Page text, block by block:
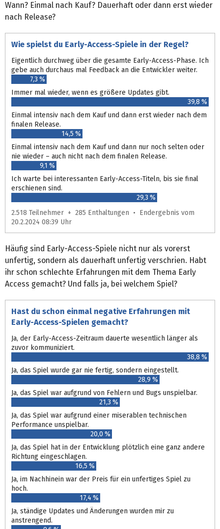
Wann? Einmal nach Kauf? Dauerhaft oder dann erst wieder
nach Release?
Wie spielst du Early-Access-Spiele in der Regel?
Eigentlich durchweg über die gesamte Early-Access-Phase. Ich
gebe auch durchaus mal Feedback an die Entwickler weiter.
7,3 %
Immer mal wieder, wenn es größere Updates gibt.
39,8 %
Einmal intensiv nach dem Kauf und dann erst wieder nach dem
finalen Release.
14,5 %
Einmal intensiv nach dem Kauf und dann nur noch selten oder
nie wieder – auch nicht nach dem finalen Release.
9,1 %
Ich warte bei interessanten Early-Access-Titeln, bis sie final
erschienen sind.
29,3 %
2.518 Teilnehmer + 285 Enthaltungen • Endergebnis vom
20.2.2024 08:39 Uhr
Häufig sind Early-Access-Spiele nicht nur als vorerst
unfertig, sondern als dauerhaft unfertig verschrien. Habt
ihr schon schlechte Erfahrungen mit dem Thema Early
Access gemacht? Und falls ja, bei welchem Spiel?
Hast du schon einmal negative Erfahrungen mit
Early-Access-Spielen gemacht?
Ja, der Early-Access-Zeitraum dauerte wesentlich länger als
zuvor kommuniziert.
38,8 %
Ja, das Spiel wurde gar nie fertig, sondern eingestellt.
28,9 %
Ja, das Spiel war aufgrund von Fehlern und Bugs unspielbar.
21,3 %
Ja, das Spiel war aufgrund einer miserablen technischen
Performance unspielbar.
20,0 %
Ja, das Spiel hat in der Entwicklung plötzlich eine ganz andere
Richtung eingeschlagen.
16,5 %
Ja, im Nachhinein war der Preis für ein unfertiges Spiel zu
hoch.
17,4 %
Ja, ständige Updates und Änderungen wurden mir zu
anstrengend.